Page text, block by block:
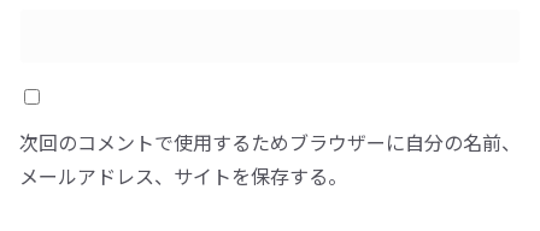
次回のコメントで使用するためブラウザーに自分の名前、
メールアドレス、サイトを保存する。